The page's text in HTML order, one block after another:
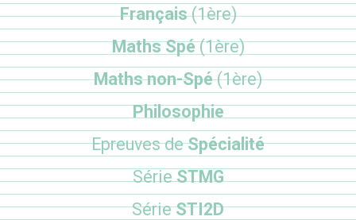
Français(1ère)
Maths Spé(1ère)
Maths non-Spé(1ère)
Philosophie
Epreuves deSpécialité
SérieSTMG
SérieSTI2D